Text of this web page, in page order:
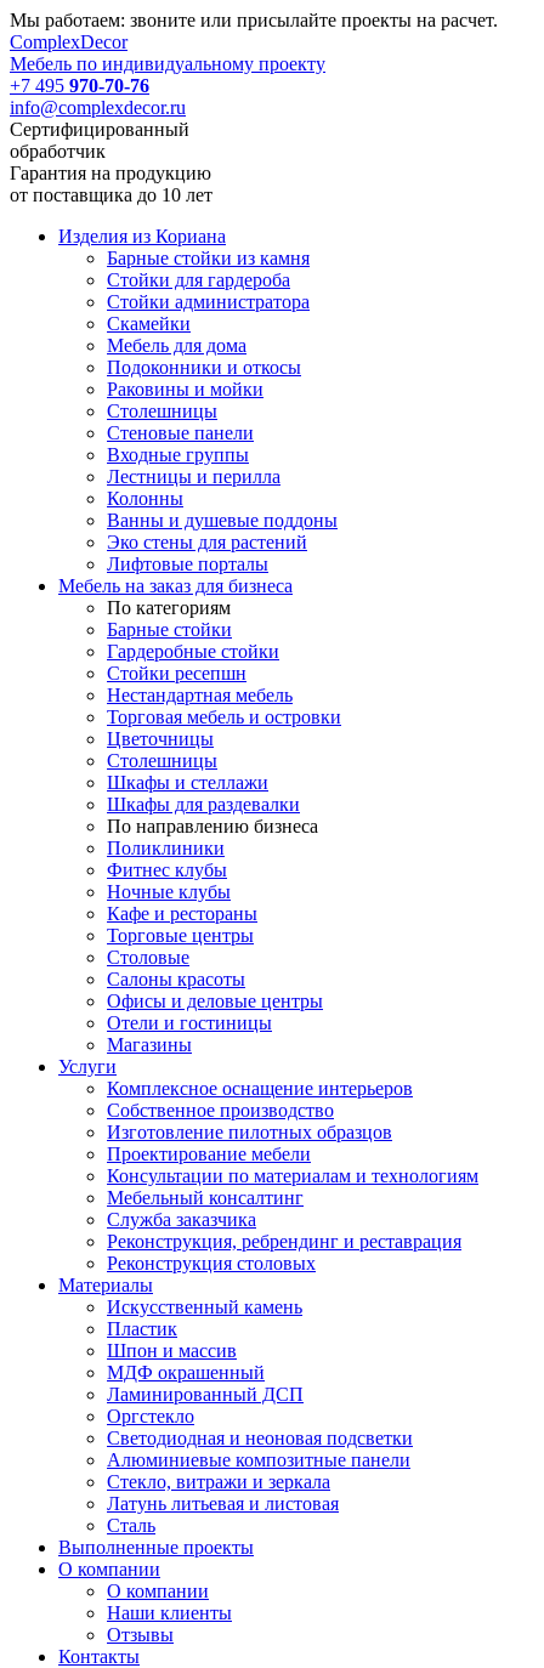
Мы работаем: звоните или присылайте проекты на расчет.
ComplexDecor
Мебель по индивидуальному проекту
+7 495 970-70-76
info@complexdecor.ru
Сертифицированный
обработчик
Гарантия на продукцию
от поставщика до 10 лет
Изделия из Кориана
Барные стойки из камня
Стойки для гардероба
Стойки администратора
Скамейки
Мебель для дома
Подоконники и откосы
Раковины и мойки
Столешницы
Стеновые панели
Входные группы
Лестницы и перилла
Колонны
Ванны и душевые поддоны
Эко стены для растений
Лифтовые порталы
Мебель на заказ для бизнеса
По категориям
Барные стойки
Гардеробные стойки
Стойки ресепшн
Нестандартная мебель
Торговая мебель и островки
Цветочницы
Столешницы
Шкафы и стеллажи
Шкафы для раздевалки
По направлению бизнеса
Поликлиники
Фитнес клубы
Ночные клубы
Кафе и рестораны
Торговые центры
Столовые
Салоны красоты
Офисы и деловые центры
Отели и гостиницы
Магазины
Услуги
Комплексное оснащение интерьеров
Собственное производство
Изготовление пилотных образцов
Проектирование мебели
Консультации по материалам и технологиям
Мебельный консалтинг
Служба заказчика
Реконструкция, ребрендинг и реставрация
Реконструкция столовых
Материалы
Искусственный камень
Пластик
Шпон и массив
МДФ окрашенный
Ламинированный ДСП
Оргстекло
Светодиодная и неоновая подсветки
Алюминиевые композитные панели
Стекло, витражи и зеркала
Латунь литьевая и листовая
Сталь
Выполненные проекты
О компании
О компании
Наши клиенты
Отзывы
Контакты